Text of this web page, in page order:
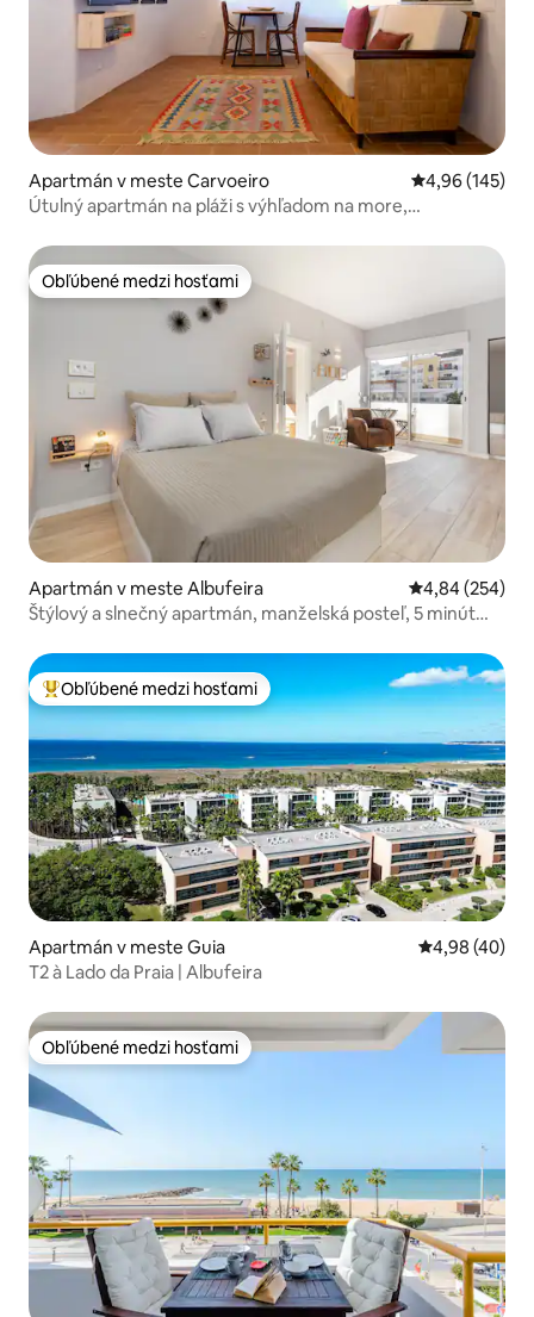
Apartmán v meste Carvoeiro Priemerné
4,96 (145)
Útulný apartmán na pláži s výhľadom na more,
Obľúbené medzi hosťami
Obľúbené medzi hosťami
Apartmán v meste Albufeira Priemerné
4,84 (254)
Štýlový a slnečný apartmán, manželská posteľ, 5 minút
Najobľúbenejšie medzi hosťami
Obľúbené medzi hosťami
Apartmán v meste Guia Priemerné
4,98 (40)
T2 à Lado da Praia | Albufeira
Obľúbené medzi hosťami
Obľúbené medzi hosťami